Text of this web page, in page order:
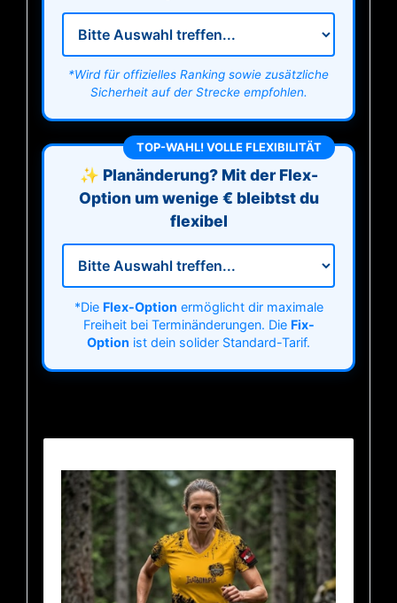
*Wird für offizielles Ranking sowie zusätzliche
Sicherheit auf der Strecke empfohlen.
TOP-WAHL! VOLLE FLEXIBILITÄT
✨ Planänderung? Mit der Flex-
Option um wenige € bleibtst du
flexibel
*Die Flex-Option ermöglicht dir maximale
Freiheit bei Terminänderungen. Die Fix-
Option ist dein solider Standard-Tarif.